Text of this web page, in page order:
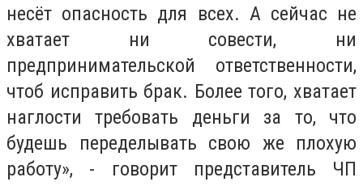
несёт опасность для всех. А сейчас не
хватает ни совести, ни
предпринимательской ответственности,
чтоб исправить брак. Более того, хватает
наглости требовать деньги за то, что
будешь переделывать свою же плохую
работу», - говорит представитель ЧП